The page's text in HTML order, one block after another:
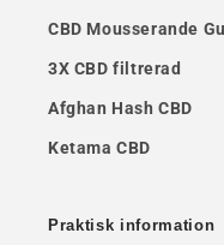
CBD Mousserande Gul
3X CBD filtrerad
Afghan Hash CBD
Ketama CBD
Praktisk information